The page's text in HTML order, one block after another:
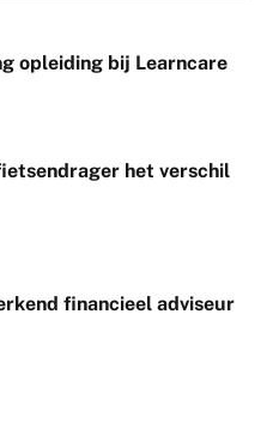
opleiding bij Learncare
het verschil
financieel adviseur